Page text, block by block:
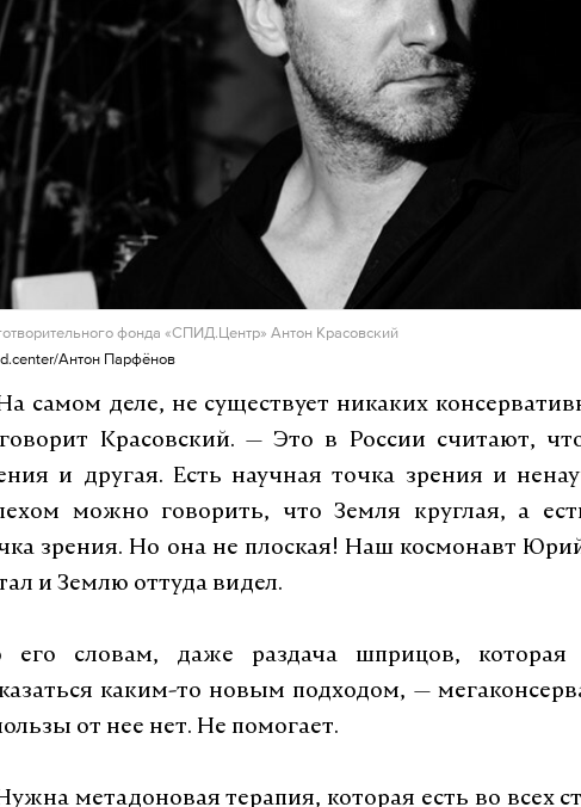
фонда «СПИД.Центр» Антон Красовский
Антон Парфёнов
самом деле, не существует никаких
Красовский. — Это в России считают,
и другая. Есть научная точка зрения и
можно говорить, что Земля круглая, а
зрения. Но она не плоская! Наш космонавт
и Землю оттуда видел.
его словам, даже раздача шприцов,
каким-то новым подходом, —
от нее нет. Не помогает.
метадоновая терапия, которая есть во всех